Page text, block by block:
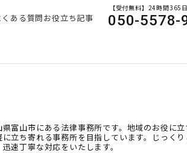
くある質問お役立ち記事
【受付無料】24時間365
050-5578-
県富山市にある法律事務所です。地域のお役に
に立ち寄れる事務所を目指しています。じっく
迅速丁寧な対応をいたします。